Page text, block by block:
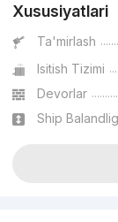
Xususiyatlari
Ta'mirlash
Isitish Tizimi
Devorlar
Ship